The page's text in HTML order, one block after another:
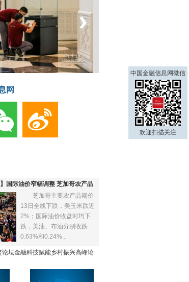
级
›
网
国际油价窄幅调整 芝加哥农产品
芝加哥主要农产品期价
13日全线下跌，美玉米跌近
2%；国际油价收盘时均下
跌，美油、布油分别收跌
0.63%和0.24%...
坛金融科技赋能乡村振兴高峰论
中国金融信息网微信
欢迎扫描关注